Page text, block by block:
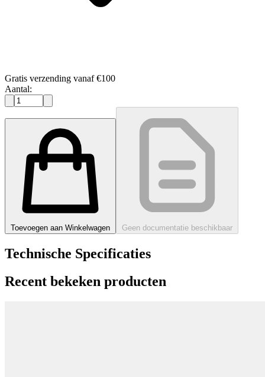
Gratis verzending vanaf €100
Aantal:
Toevoegen aan Winkelwagen Geen documentatie beschikbaar
Technische Specificaties
Recent bekeken producten